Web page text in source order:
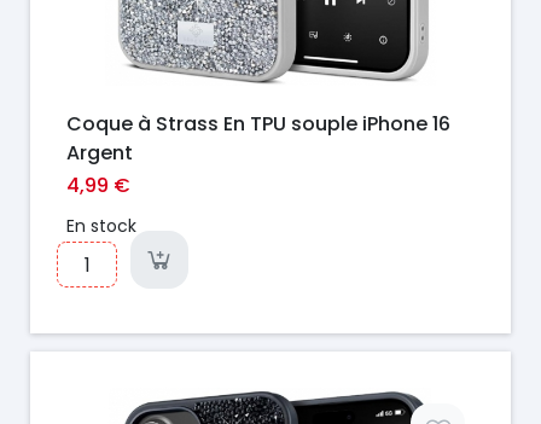
Coque à Strass En TPU souple iPhone 16
Argent
4,99 €
En stock